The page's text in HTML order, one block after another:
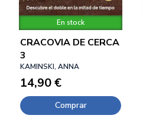
En stock
CRACOVIA DE CERCA
3
KAMINSKI, ANNA
14,90 €
Comprar